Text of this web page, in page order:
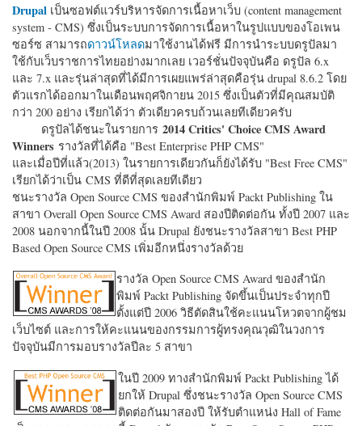
Drupal เป็นซอฟต์แวร์บริหารจัดการเนื้อหาเว็บ (content management
system - CMS) ซึ่งเป็นระบบการจัดการเนื้อหาในรูปแบบของโอเพน
ซอร์ซ สามารถดาวน์โหลดมาใช้งานได้ฟรี มีการนำระบบดรูปัลมา
ใช้กับเว็บราชการไทยอย่างมากเลย เวอร์ชั่นปัจจุบันคือ ดรูปัล 6.x
และ 7.x และรุ่นล่าสุดที่ได้มีการเผยแพร่ล่าสุดคือรุ่น drupal 8.6.2 โดย
ตัวแรกได้ออกมาในเดือนพฤศจิกายน 2015 ซึ่งเป็นตัวที่มีคุณสมบัติ
กว่า 200 อย่าง เรียกได้ว่า ตัวเดียวครบถ้วนเลยทีเดียวครับ
ดรูปัลได้ชนะในรายการ 2014 Critics' Choice CMS Award
Winners รางวัลที่ได้คือ "Best Enterprise PHP CMS"
และเมื่อปีที่แล้ว(2013) ในรายการเดียวกันก็ยังได้รับ "Best Free CMS"
เรียกได้ว่าเป็น CMS ที่ดีที่สุดเลยทีเดียว
ชนะรางวัล Open Source CMS ของสำนักพิมพ์ Packt Publishing ใน
สาขา Overall Open Source CMS Award สองปีติดต่อกัน ทั้งปี 2007 และ
2008 นอกจากนี้ในปี 2008 นั้น Drupal ยังชนะรางวัลสาขา Best PHP
Based Open Source CMS เพิ่มอีกหนึ่งรางวัลด้วย
รางวัล Open Source CMS Award ของสำนัก
พิมพ์ Packt Publishing จัดขึ้นเป็นประจำทุกปี
ตั้งแต่ปี 2006 วิธีตัดสินใช้คะแนนโหวตจากผู้ชม
เว็บไซต์ และการให้คะแนนของกรรมการผู้ทรงคุณวุฒิในวงการ
ปัจจุบันมีการมอบรางวัลปีละ 5 สาขา
ในปี 2009 ทางสำนักพิมพ์ Packt Publishing ได้
ยกให้ Drupal ซึ่งชนะรางวัล Open Source CMS
ติดต่อกันมาสองปี ให้รับตำแหน่ง Hall of Fame